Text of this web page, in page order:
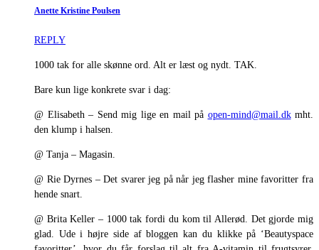
Anette Kristine Poulsen
REPLY
1000 tak for alle skønne ord. Alt er læst og nydt. TAK.
Bare kun lige konkrete svar i dag:
@ Elisabeth – Send mig lige en mail på open-mind@mail.dkmht.
den klump i halsen.
@ Tanja – Magasin.
@ Rie Dyrnes – Det svarer jeg på når jeg flasher mine favoritter fra
hende snart.
@ Brita Keller – 1000 tak fordi du kom til Allerød. Det gjorde mig
glad. Ude i højre side af bloggen kan du klikke på ‘Beautyspace